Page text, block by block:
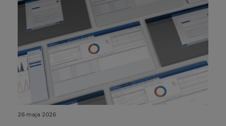
26 maja 2026